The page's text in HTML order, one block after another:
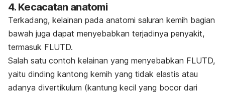
4. Kecacatan anatomi
Terkadang, kelainan pada anatomi saluran kemih bagian
bawah juga dapat menyebabkan terjadinya penyakit,
termasuk FLUTD.
Salah satu contoh kelainan yang menyebabkan FLUTD,
yaitu dinding kantong kemih yang tidak elastis atau
adanya divertikulum (kantung kecil yang bocor dari